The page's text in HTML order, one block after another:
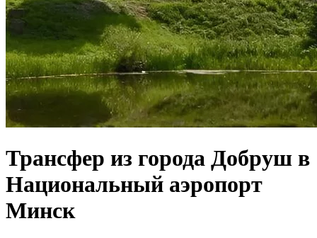
Трансфер из города Добруш в
Национальный аэропорт
Минск